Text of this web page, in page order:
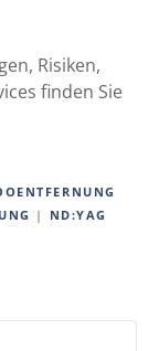
Risiken,
finden Sie
| ND:YAG